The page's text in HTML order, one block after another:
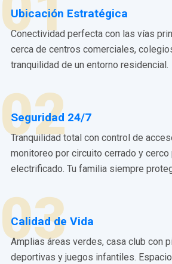
Ubicación Estratégica
Conectividad perfecta con las vías
cerca de centros comerciales,
tranquilidad de un entorno residencial.
02
Seguridad 24/7
Tranquilidad total con control de
monitoreo por circuito cerrado y cerco
electrificado. Tu familia siempre
03
Calidad de Vida
Amplias áreas verdes, casa club con
deportivas y juegos infantiles.